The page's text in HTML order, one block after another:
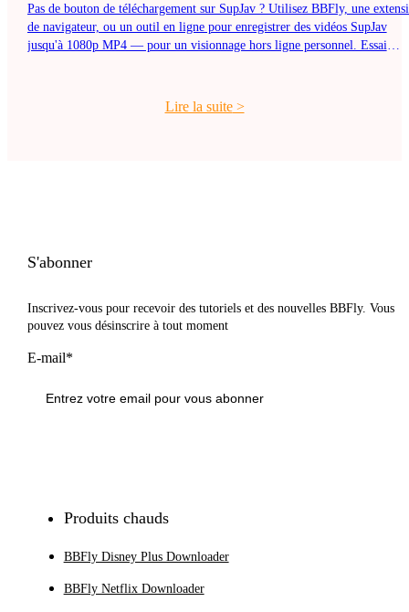
Pas de bouton de téléchargement sur SupJav ? Utilisez BBFly, une
de navigateur, ou un outil en ligne pour enregistrer des vidéos SupJav
jusqu'à 1080p MP4 — pour un visionnage hors ligne personnel. Essai
Lire la suite>
S'abonner
Inscrivez-vous pour recevoir des tutoriels et des nouvelles BBFly. Vous
pouvez vous désinscrire à tout moment
E-mail*
Produits chauds
BBFly Disney Plus Downloader
BBFly Netflix Downloader